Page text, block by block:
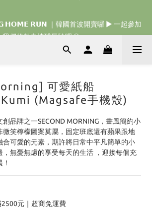
我們的熱血棒球冒險吧 ⚾️
我們的熱血棒球冒險吧 ⚾️
可愛紙船
(Magsafe手機殼)
品牌之一SECOND MORNING，畫風簡約小
微笑檸檬圖案莫屬，固定班底還有蘋果跟地
合可愛的元素，期許將日常中平凡簡單的小
，無憂無慮的享受每天的生活 ，迎接每個充
元｜超商免運費